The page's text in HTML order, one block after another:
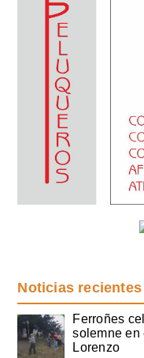
Noticias recientes
Ferroñes
solemne en
Lorenzo